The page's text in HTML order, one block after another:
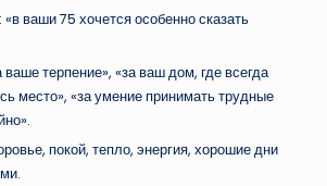
ваши 75 хочется особенно сказать
ваше терпение», «за ваш дом, где всегда
место», «за умение принимать трудные
покой, тепло, энергия, хорошие дни